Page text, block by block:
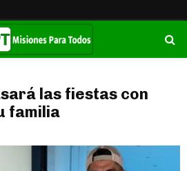
las fiestas con
familia